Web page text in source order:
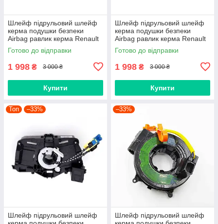
Шлейф підрульовий шлейф
керма подушки безпеки
Airbag равлик керма Renault
Logan 2, Sandero 2, Duster,
Dokker, Trafic, 255678729R
Готово до відправки
1 998 ₴ 3 000 ₴
Купити
Шлейф підрульовий шлейф
керма подушки безпеки
Airbag равлик керма Renault
Duster, Logan 2 II, Sandero II,
Lodgy, Dokker 255671336R
Готово до відправки
1 998 ₴ 3 000 ₴
Купити
Топ –33%
Шлейф підрульовий шлейф
–33%
Шлейф підрульовий шлейф